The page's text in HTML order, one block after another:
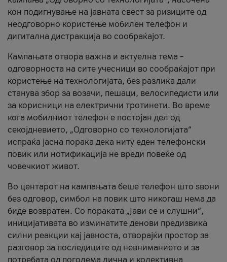
кон подигнување на јавната свест за ризиците од
неодговорно користење мобилен телефон и
дигитална дистракција во сообраќајот.
Кампањата отвора важна и актуелна тема –
одговорноста на сите учесници во сообраќајот при
користење на технологијата, без разлика дали
станува збор за возачи, пешаци, велосипедисти или
за корисници на електрични тротинети. Во време
кога мобилниот телефон е постојан дел од
секојдневието, „Одговорно со технологијата“
испраќа јасна порака дека ниту еден телефонски
повик или нотификација не вреди повеќе од
човечкиот живот.
Во центарот на кампањата беше телефон што ѕвони
без одговор, симбол на повик што никогаш нема да
биде возвратен. Со пораката „Јави се и слушни“,
иницијативата во изминатите денови предизвика
силни реакции кај јавноста, отворајќи простор за
разговор за последиците од невниманието и за
потребата од поголема лична и колективна